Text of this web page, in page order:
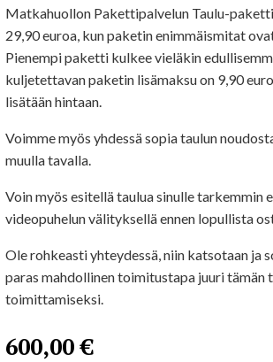
Matkahuollon Pakettipalvelun Taulu-
29,90 euroa, kun paketin enimmäismitat
Pienempi paketti kulkee vieläkin
kuljetettavan paketin lisämaksu on 9,90
lisätään hintaan.
Voimme myös yhdessä sopia taulun
muulla tavalla.
Voin myös esitellä taulua sinulle tarkemmin
videopuhelun välityksellä ennen lopullista
Ole rohkeasti yhteydessä, niin katsotaan ja
paras mahdollinen toimitustapa juuri tämän
toimittamiseksi.
600,00€